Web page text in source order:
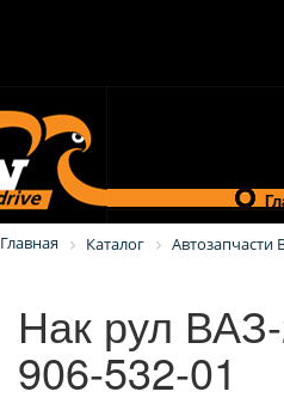
Главная Каталог Автозапчасти
Нак рул
906-532-01